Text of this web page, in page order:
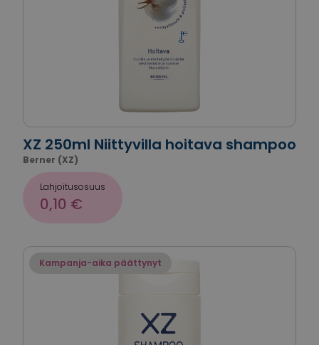
XZ 250ml Niittyvilla hoitava shampoo
Berner (XZ)
Lahjoitusosuus
0,10 €
Kampanja-aika päättynyt